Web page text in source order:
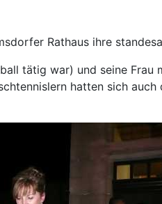
Rathaus ihre
tätig war) und seine Frau
hatten sich auch